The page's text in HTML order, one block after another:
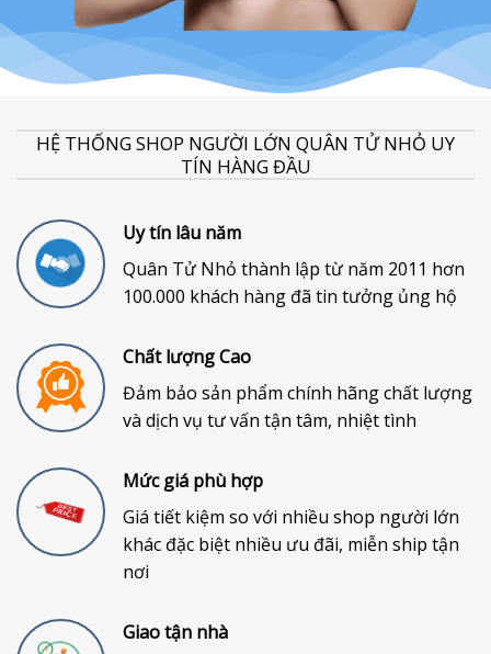
HỆ THỐNG SHOP NGƯỜI LỚN QUÂN TỬ NHỎ UY
TÍN HÀNG ĐẦU
Uy tín lâu năm
Quân Tử Nhỏ thành lập từ năm 2011 hơn
100.000 khách hàng đã tin tưởng ủng hộ
Chất lượng Cao
Đảm bảo sản phẩm chính hãng chất lượng
và dịch vụ tư vấn tận tâm, nhiệt tình
Mức giá phù hợp
Giá tiết kiệm so với nhiều shop người lớn
khác đặc biệt nhiều ưu đãi, miễn ship tận
nơi
Giao tận nhà